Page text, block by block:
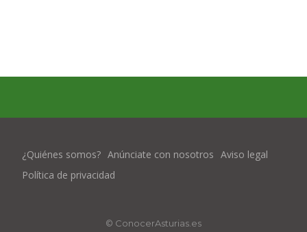
¿Quiénes somos? Anúnciate con nosotros Aviso legal
Política de privacidad
© ConocerAsturias.es